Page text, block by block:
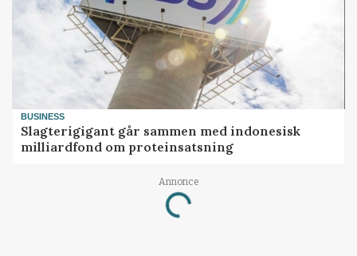
BUSINESS
Slagterigigant går sammen med indonesisk
milliardfond om proteinsatsning
Annonce
Loading...